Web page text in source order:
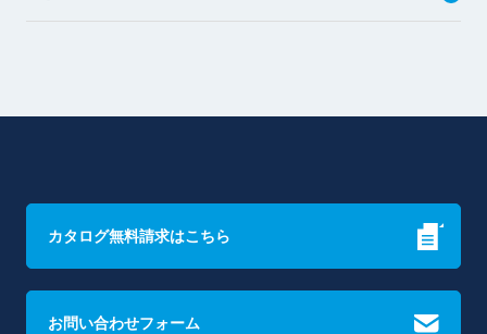
カタログ無料請求はこちら
お問い合わせフォーム